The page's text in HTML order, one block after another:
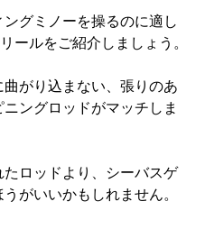
グミノーを操るのに適し
ールをご紹介しましょう。
がり込まない、張りのあ
ングロッドがマッチしま
ロッドより、シーバスゲ
がいいかもしれません。